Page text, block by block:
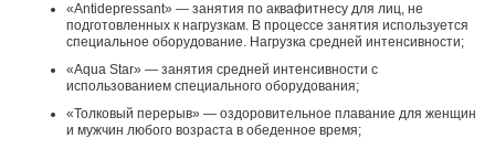
«Antidepressant» — занятия по аквафитнесу для лиц, не
подготовленных к нагрузкам. В процессе занятия используется
специальное оборудование. Нагрузка средней интенсивности;
«Aqua Star» — занятия средней интенсивности с
использованием специального оборудования;
«Толковый перерыв» — оздоровительное плавание для женщин
и мужчин любого возраста в обеденное время;